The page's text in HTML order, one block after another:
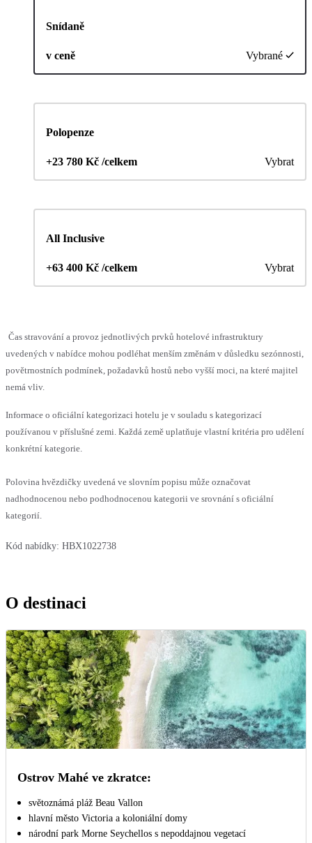
Snídaně
v ceně Vybrané
Polopenze
+23 780 Kč /celkem Vybrat
All Inclusive
+63 400 Kč /celkem Vybrat
Čas stravování a provoz jednotlivých prvků hotelové infrastruktury
uvedených v nabídce mohou podléhat menším změnám v důsledku sezónnosti,
povětrnostních podmínek, požadavků hostů nebo vyšší moci, na které majitel
nemá vliv.
Informace o oficiální kategorizaci hotelu je v souladu s kategorizací
používanou v příslušné zemi. Každá země uplatňuje vlastní kritéria pro udělení
konkrétní kategorie.
Polovina hvězdičky uvedená ve slovním popisu může označovat
nadhodnocenou nebo podhodnocenou kategorii ve srovnání s oficiální
kategorií.
Kód nabídky: HBX1022738
O destinaci
Ostrov Mahé ve zkratce:
světoznámá pláž Beau Vallon
hlavní město Victoria a koloniální domy
národní park Morne Seychellos s nepoddajnou vegetací